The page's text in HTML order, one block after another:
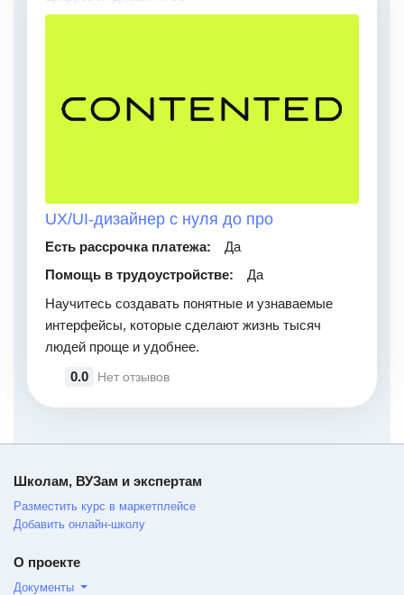
UX/UI-дизайнер с нуля до про
Есть рассрочка платежа:
Да
Помощь в трудоустройстве:
Да
Научитесь создавать понятные и узнаваемые
интерфейсы, которые сделают жизнь тысяч
людей проще и удобнее.
0.0
Нет отзывов
Школам, ВУЗам и экспертам
Разместить курс в маркетплейсе
Добавить онлайн-школу
О проекте
Документы